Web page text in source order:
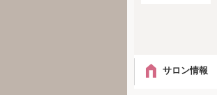
サロン情報